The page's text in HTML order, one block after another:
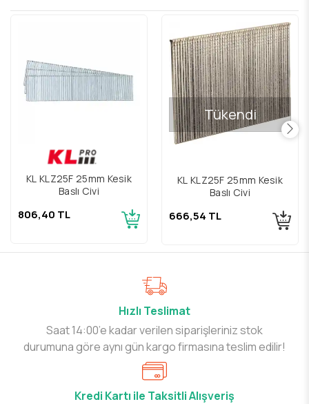
KL KLZ25F 25mm Kesik
Başlı Çivi
806,40 TL
Tükendi
KL KLZ25F 25mm Kesik
Başlı Çivi
666,54 TL
Hızlı Teslimat
Saat 14:00’e kadar verilen siparişleriniz stok
durumuna göre aynı gün kargo firmasına teslim edilir!
Kredi Kartı ile Taksitli Alışveriş